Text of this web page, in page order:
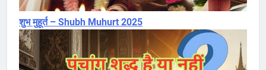
शुभ मुहूर्त – Shubh Muhurt 2025